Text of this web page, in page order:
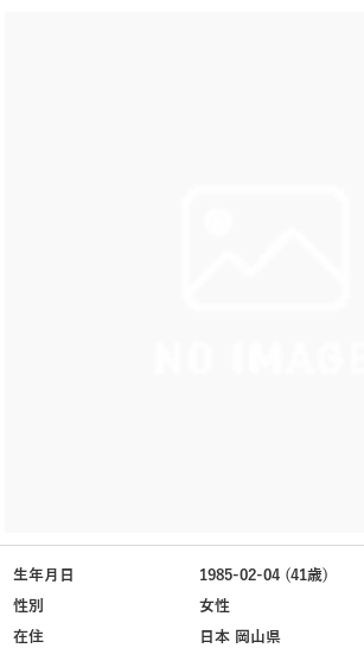
生年月日
1985-02-04 (41歳)
性別
女性
在住
日本 岡山県